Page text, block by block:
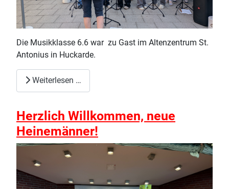
Die Musikklasse 6.6 war zu Gast im Altenzentrum St.
Antonius in Huckarde.
Weiterlesen …
Herzlich Willkommen, neue
Heinemänner!